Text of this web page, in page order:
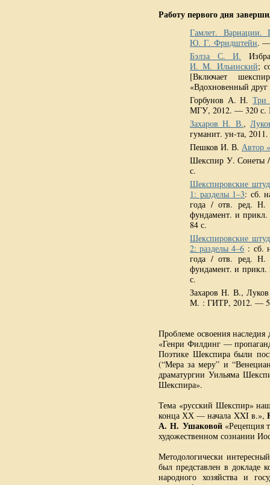
Работу первого дня
Гамлет. Вариации.
Ю. Г. Фридштейн. —
Бэлза С. И.
И. М. Ильинский;
[Включает
«Вдохновенный
Горбунов А. Н.Три
МГУ, 2012. — 320 с.
Захаров Н. В.,
гуманит. ун-та,
Пешков И. В. Автор
Шекспир У. Сонеты
с.
Шекспировские
1: разделы 1–3: сб.
года / отв. ред.
фундамент. и
84 с.
Шекспировские
2: разделы 4–6 : сб.
года / отв. ред.
фундамент. и
с.
Захаров Н. В.,
М. : ГИТР, 2012. —
Проблеме освоения
«Генри Филдинг —
Поэтике Шекспира были
(“Мера за меру” и
драматургии Уильяма
Шекспира».
Тема «русский Шекспир»
конца ХХ — начала XXI в.»,
А. Н. Ушаковой«Рецепция
художественном сознании
Методологически
был представлен в докладе
народного хозяйства и